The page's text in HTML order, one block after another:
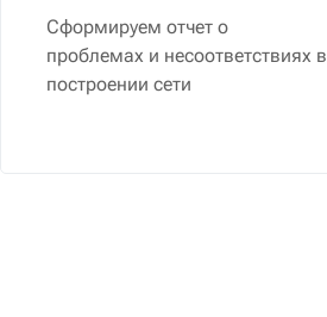
Сформируем отчет о
проблемах и несоответствиях в
построении сети